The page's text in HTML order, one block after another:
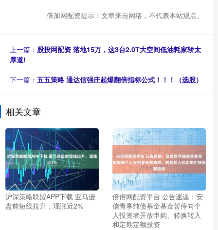
倍加网配资提示：文章来自网络，不代表本站观点。
上一篇： 股投网配资 落地15万，这3台2.0T大空间低油耗家轿太
厚道!
下一篇： 五五策略 通达信强庄起爆翻倍指标公式！！！（选股）
相关文章
沪深策略联盟APP下载 亚马逊
盘前短线拉升，现涨近2%
倍倍网配资平台 公告速递：安
信青享纯债基金基金暂停向个
人投资者开放申购、转换转入
和定期定额投资